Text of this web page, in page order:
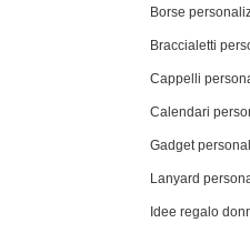
Borse
Braccialetti
Cappelli
Calendari
Gadget
Lanyard
Idee regalo